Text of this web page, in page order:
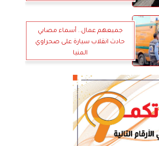
جميعهم عمال.. أسماء مصابي
حادث انقلاب سيارة على صحراوي
المنيا